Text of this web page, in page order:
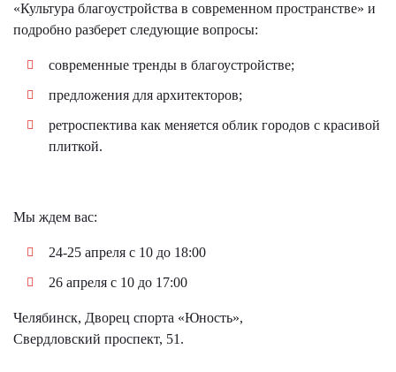
«Культура благоустройства в современном пространстве» и
подробно разберет следующие вопросы:
современные тренды в благоустройстве;
предложения для архитекторов;
ретроспектива как меняется облик городов с красивой
плиткой.
Мы ждем вас:
24-25 апреля с 10 до 18:00
26 апреля с 10 до 17:00
Челябинск, Дворец спорта «Юность»,
Свердловский проспект, 51.